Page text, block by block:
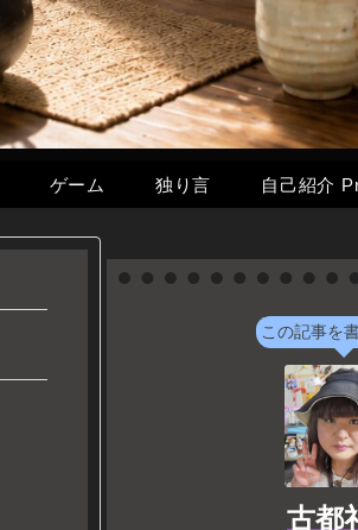
ゲーム 独り言 自己紹介
この記事を
古都